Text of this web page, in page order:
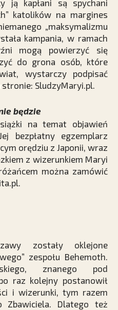
ją kapłani są spychani
katolików na margines
„maksymalizmu
kampania, w ramach
mogą powierzyć się
do grona osób, które
wystarczy podpisać
SludzyMaryi.pl.
będzie
na temat objawień
bezpłatny egzemplarz
orędziu z Japonii, wraz
z wizerunkiem Maryi
można zamówić
zostały oklejone
zespołu Behemoth.
znanego pod
raz kolejny postanowił
i wizerunki, tym razem
Zbawiciela. Dlatego też